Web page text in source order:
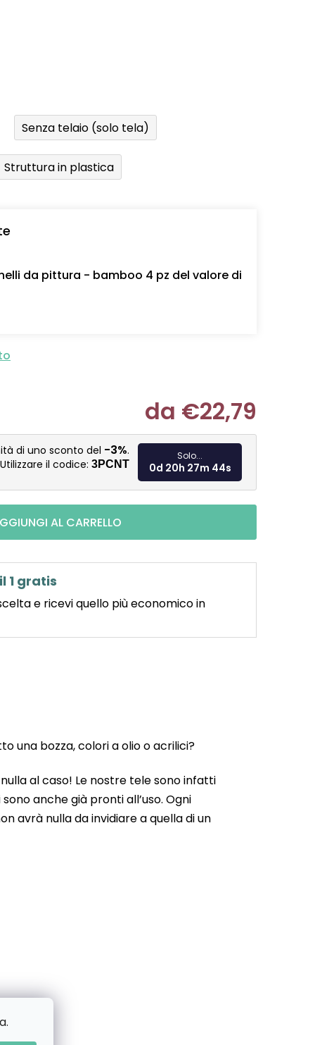
Senza telaio (solo tela)
Struttura in plastica
da pittura - bamboo 4 pz del valore di
da €22,79
Misura
di uno sconto del -3%.
Utilizzare il codice: 3PCNT
Solo...
0d 20h 27m 43s
AL CARRELLO
1 gratis
e ricevi quello più economico in
una bozza, colori a olio o acrilici?
al caso! Le nostre tele sono infatti
anche già pronti all’uso. Ogni
avrà nulla da invidiare a quella di un